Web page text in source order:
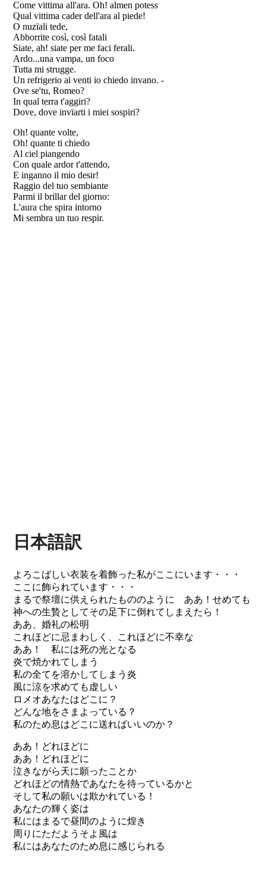
Come vittima all'ara. Oh! almen potess
Qual vittima cader dell'ara al piede!
O nuzïali tede,
Abborrite così, così fatali
Siate, ah! siate per me faci ferali.
Ardo...una vampa, un foco
Tutta mi strugge.
Un refrigerio ai venti io chiedo invano. -
Ove se'tu, Romeo?
In qual terra t'aggiri?
Dove, dove invïarti i miei sospiri?
Oh! quante volte,
Oh! quante ti chiedo
Al ciel piangendo
Con quale ardor t'attendo,
E inganno il mio desir!
Raggio del tuo sembiante
Parmi il brillar del giorno:
L'aura che spira intorno
Mi sembra un tuo respir.
日本語訳
よろこばしい衣装を着飾った私がここにいます・・・
ここに飾られています・・・
まるで祭壇に供えられたもののように ああ！せめても
神への生贄としてその足下に倒れてしまえたら！
ああ、婚礼の松明
これほどに忌まわしく、これほどに不幸な
ああ！ 私には死の光となる
炎で焼かれてしまう
私の全てを溶かしてしまう炎
風に涼を求めても虚しい
ロメオあなたはどこに？
どんな地をさまよっている？
私のため息はどこに送ればいいのか？
ああ！どれほどに
ああ！どれほどに
泣きながら天に願ったことか
どれほどの情熱であなたを待っているかと
そして私の願いは欺かれている！
あなたの輝く姿は
私にはまるで昼間のように煌き
周りにただようそよ風は
私にはあなたのため息に感じられる